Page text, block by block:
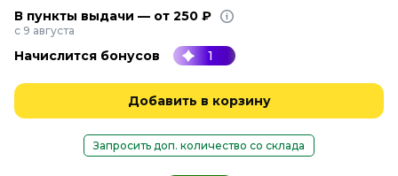
В пункты выдачи — от 250 ₽
с 9 августа
Начислится бонусов 1
Добавить в корзину
Запросить доп. количество со склада